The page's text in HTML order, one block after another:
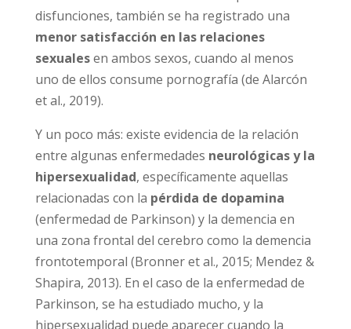
línea se ha visto que la vida sexual no solo se
ve afectada por las disfunciones, también se
ha registrado una
menor satisfacción en las
relaciones sexuales
en ambos sexos, cuando
al menos uno de ellos consume pornografía
Y un poco más: existe evidencia de la relación
entre algunas enfermedades
neurológicas y
la hipersexualidad
, específicamente aquellas
relacionadas con la
pérdida de dopamina
(enfermedad de Parkinson) y la demencia en
una zona frontal del cerebro como la
demencia frontotemporal (Bronner et al.,
2015; Mendez & Shapira, 2013). En el caso de
la enfermedad de Parkinson, se ha estudiado